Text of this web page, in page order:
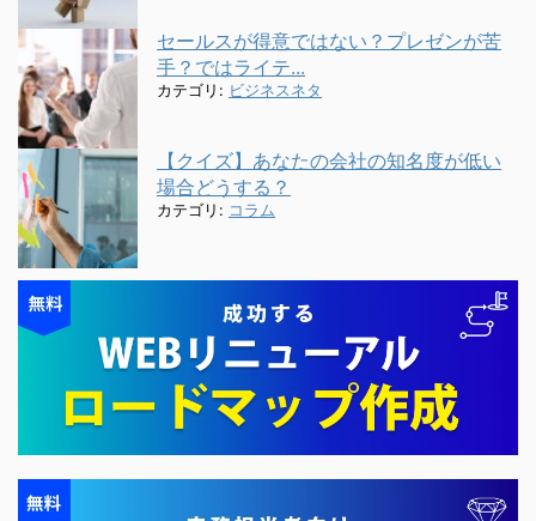
セールスが得意ではない？プレゼンが苦
手？ではライテ...
カテゴリ: ビジネスネタ
【クイズ】あなたの会社の知名度が低い
場合どうする？
カテゴリ: コラム